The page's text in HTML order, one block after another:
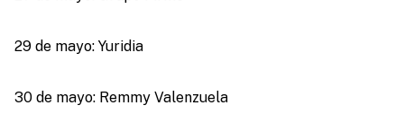
29 de mayo: Yuridia
30 de mayo: Remmy Valenzuela